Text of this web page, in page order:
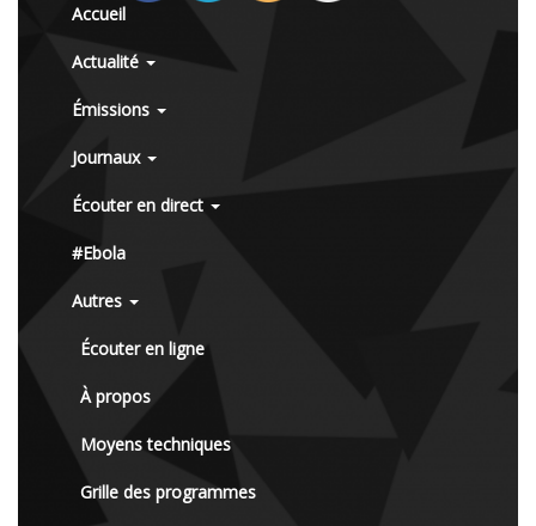
Accueil
Actualité
Émissions
Journaux
Écouter en direct
#Ebola
Autres
Écouter en ligne
À propos
Moyens techniques
Grille des programmes